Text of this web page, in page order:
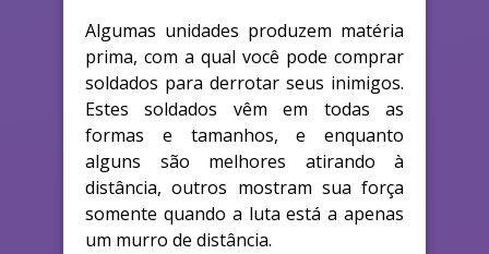
Algumas unidades produzem matéria
prima, com a qual você pode comprar
soldados para derrotar seus inimigos.
Estes soldados vêm em todas as
formas e tamanhos, e enquanto
alguns são melhores atirando à
distância, outros mostram sua força
somente quando a luta está a apenas
um murro de distância.